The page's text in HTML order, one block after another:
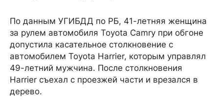
По данным УГИБДД по РБ, 41-летняя женщина
за рулем автомобиля Toyota Camry при обгоне
допустила касательное столкновение с
автомобилем Toyota Harrier, которым управлял
49-летний мужчина. После столкновения
Harrier съехал с проезжей части и врезался в
дерево.